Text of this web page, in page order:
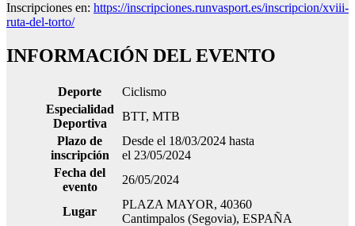
Inscripciones en: https://inscripciones.runvasport.es/inscripcion/xviii-
ruta-del-torto/
INFORMACIÓN DEL EVENTO
Deporte
Ciclismo
Especialidad
Deportiva
BTT, MTB
Plazo de
inscripción
Desde el 18/03/2024 hasta
el 23/05/2024
Fecha del
evento
26/05/2024
Lugar
PLAZA MAYOR, 40360
Cantimpalos (Segovia), ESPAÑA